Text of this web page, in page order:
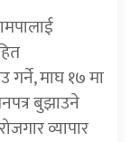
गर्ने, माघ १७ मा
बुझाउने
व्यापार